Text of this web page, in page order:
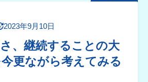
2023年9月10日
、継続することの大
更ながら考えてみる